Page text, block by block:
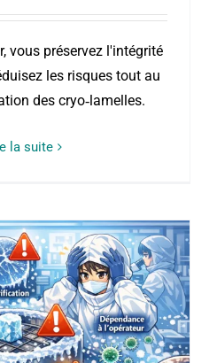
vous préservez l'intégrité
les risques tout au
des cryo‑lamelles.
la suite